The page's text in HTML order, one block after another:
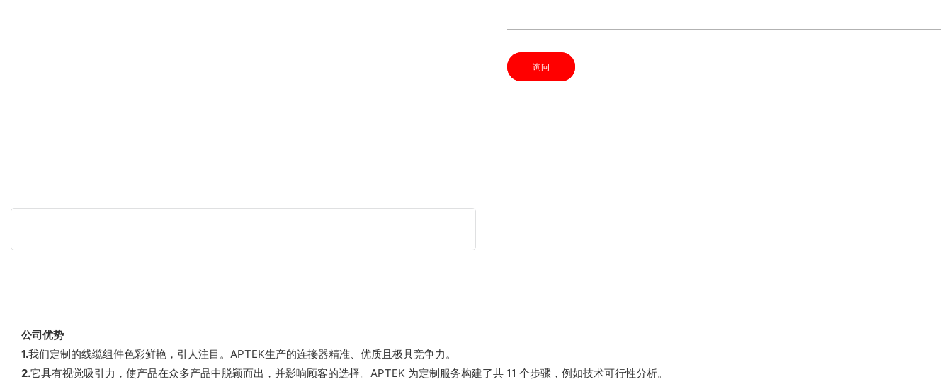
询问
公司优势
1.我们定制的线缆组件色彩鲜艳，引人注目。APTEK生产的连接器精准、优质且极具竞争力。
2.它具有视觉吸引力，使产品在众多产品中脱颖而出，并影响顾客的选择。APTEK 为定制服务构建了共 11 个步骤，例如技术可行性分析。